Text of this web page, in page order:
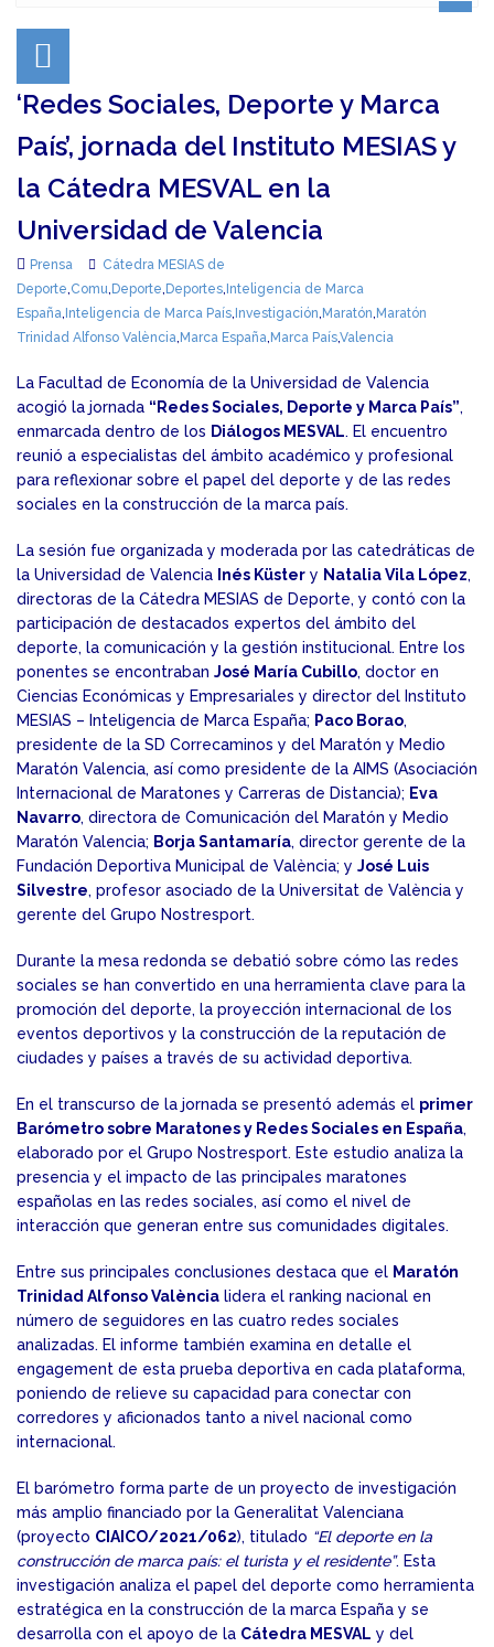
‘Redes Sociales, Deporte y Marca
País’, jornada del Instituto MESIAS y
la Cátedra MESVAL en la
Universidad de Valencia
Prensa
Cátedra MESIAS de
Deporte,Comu, Deporte, Deportes, Inteligencia de Marca
España, Inteligencia de Marca País, Investigación, Maratón, Maratón
Trinidad Alfonso València, Marca España, Marca País,Valencia
La Facultad de Economía de la Universidad de Valencia
acogió la jornada “Redes Sociales, Deporte y Marca País”,
enmarcada dentro de los Diálogos MESVAL. El encuentro
reunió a especialistas del ámbito académico y profesional
para reflexionar sobre el papel del deporte y de las redes
sociales en la construcción de la marca país.
La sesión fue organizada y moderada por las catedráticas de
la Universidad de Valencia Inés Küster y Natalia Vila López,
directoras de la Cátedra MESIAS de Deporte, y contó con la
participación de destacados expertos del ámbito del
deporte, la comunicación y la gestión institucional. Entre los
ponentes se encontraban José María Cubillo, doctor en
Ciencias Económicas y Empresariales y director del Instituto
MESIAS – Inteligencia de Marca España; Paco Borao,
presidente de la SD Correcaminos y del Maratón y Medio
Maratón Valencia, así como presidente de la AIMS (Asociación
Internacional de Maratones y Carreras de Distancia); Eva
Navarro, directora de Comunicación del Maratón y Medio
Maratón Valencia; Borja Santamaría, director gerente de la
Fundación Deportiva Municipal de València; y José Luis
Silvestre, profesor asociado de la Universitat de València y
gerente del Grupo Nostresport.
Durante la mesa redonda se debatió sobre cómo las redes
sociales se han convertido en una herramienta clave para la
promoción del deporte, la proyección internacional de los
eventos deportivos y la construcción de la reputación de
ciudades y países a través de su actividad deportiva.
En el transcurso de la jornada se presentó además el primer
Barómetro sobre Maratones y Redes Sociales en España,
elaborado por el Grupo Nostresport. Este estudio analiza la
presencia y el impacto de las principales maratones
españolas en las redes sociales, así como el nivel de
interacción que generan entre sus comunidades digitales.
Entre sus principales conclusiones destaca que el Maratón
Trinidad Alfonso València lidera el ranking nacional en
número de seguidores en las cuatro redes sociales
analizadas. El informe también examina en detalle el
engagement de esta prueba deportiva en cada plataforma,
poniendo de relieve su capacidad para conectar con
corredores y aficionados tanto a nivel nacional como
internacional.
El barómetro forma parte de un proyecto de investigación
más amplio financiado por la Generalitat Valenciana
(proyecto CIAICO/2021/062), titulado “El deporte en la
construcción de marca país: el turista y el residente”. Esta
investigación analiza el papel del deporte como herramienta
estratégica en la construcción de la marca España y se
desarrolla con el apoyo de la Cátedra MESVAL y del